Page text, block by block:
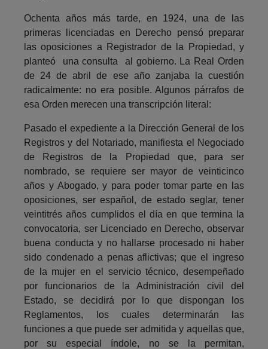
Ochenta años más tarde, en 1924, una de las
primeras licenciadas en Derecho pensó preparar
las oposiciones a Registrador de la Propiedad, y
planteó una consulta al gobierno. La Real Orden
de 24 de abril de ese año zanjaba la cuestión
radicalmente: no era posible. Algunos párrafos de
esa Orden merecen una transcripción literal:
Pasado el expediente a la Dirección General de los
Registros y del Notariado, manifiesta el Negociado
de Registros de la Propiedad que, para ser
nombrado, se requiere ser mayor de veinticinco
años y Abogado, y para poder tomar parte en las
oposiciones, ser español, de estado seglar, tener
veintitrés años cumplidos el día en que termina la
convocatoria, ser Licenciado en Derecho, observar
buena conducta y no hallarse procesado ni haber
sido condenado a penas aflictivas; que el ingreso
de la mujer en el servicio técnico, desempeñado
por funcionarios de la Administración civil del
Estado, se decidirá por lo que dispongan los
Reglamentos, los cuales determinarán las
funciones a que puede ser admitida y aquellas que,
por su especial índole, no se la permitan,